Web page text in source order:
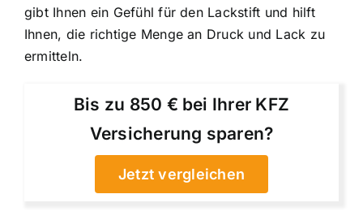
gibt Ihnen ein Gefühl für den Lackstift und hilft
Ihnen, die richtige Menge an Druck und Lack zu
ermitteln.
Bis zu 850 € bei Ihrer KFZ
Versicherung sparen?
Jetzt vergleichen